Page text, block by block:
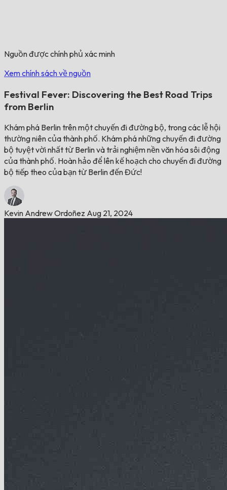
Nguồn được chính phủ xác minh
Xem chính sách về nguồn
Festival Fever: Discovering the Best Road Trips
from Berlin
Khám phá Berlin trên một chuyến đi đường bộ, trong các lễ hội
thường niên của thành phố. Khám phá những chuyến đi đường
bộ tuyệt vời nhất từ Berlin và trải nghiệm nền văn hóa sôi động
của thành phố. Hoàn hảo để lên kế hoạch cho chuyến đi đường
bộ tiếp theo của bạn từ Berlin đến Đức!
Kevin Andrew Ordoñez Aug 21, 2024